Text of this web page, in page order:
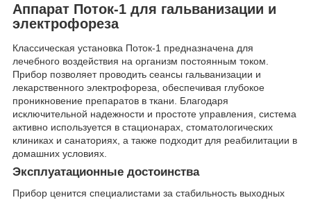
Аппарат Поток-1 для гальванизации и
электрофореза
Классическая установка Поток-1 предназначена для
лечебного воздействия на организм постоянным током.
Прибор позволяет проводить сеансы гальванизации и
лекарственного электрофореза, обеспечивая глубокое
проникновение препаратов в ткани. Благодаря
исключительной надежности и простоте управления, система
активно используется в стационарах, стоматологических
клиниках и санаториях, а также подходит для реабилитации в
домашних условиях.
Эксплуатационные достоинства
Прибор ценится специалистами за стабильность выходных